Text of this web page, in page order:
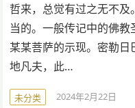
哲来，总觉有过之无不
当的。一般传记中的佛
某某菩萨的示现。密勒
地凡夫，此…
未分类 2024年2月22日